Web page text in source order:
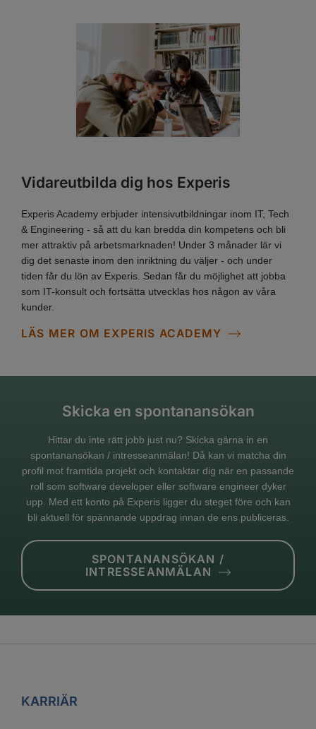
Vidareutbilda dig hos Experis
Experis Academy erbjuder intensivutbildningar inom IT, Tech
& Engineering - så att du kan bredda din kompetens och bli
mer attraktiv på arbetsmarknaden! Under 3 månader lär vi
dig det senaste inom den inriktning du väljer - och under
tiden får du lön av Experis. Sedan får du möjlighet att jobba
som IT-konsult och fortsätta utvecklas hos någon av våra
kunder.
LÄS MER OM EXPERIS ACADEMY
Skicka en spontanansökan
Hittar du inte rätt jobb just nu? Skicka gärna in en
spontanansökan / intresseanmälan! Då kan vi matcha din
profil mot framtida projekt och kontaktar dig när en passande
roll som software developer eller software engineer dyker
upp. Med ett konto på Experis ligger du steget före och kan
bli aktuell för spännande uppdrag innan de ens publiceras.
SPONTANANSÖKAN /
INTRESSEANMÄLAN
KARRIÄR